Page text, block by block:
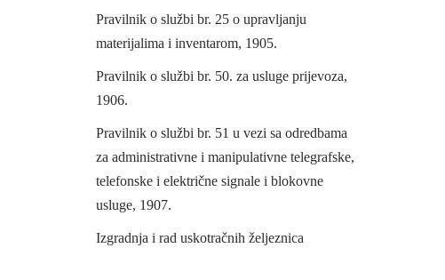
Pravilnik o službi br. 25 o upravljanju
materijalima i inventarom, 1905.
Pravilnik o službi br. 50. za usluge prijevoza,
1906.
Pravilnik o službi br. 51 u vezi sa odredbama
za administrativne i manipulativne telegrafske,
telefonske i električne signale i blokovne
usluge, 1907.
Izgradnja i rad uskotračnih željeznica